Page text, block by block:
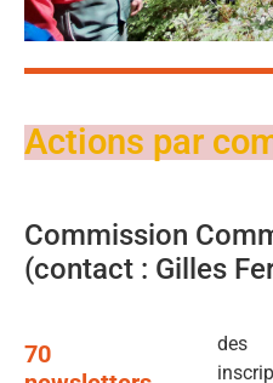
Actions par
Commission
(contact : Gilles
70
des